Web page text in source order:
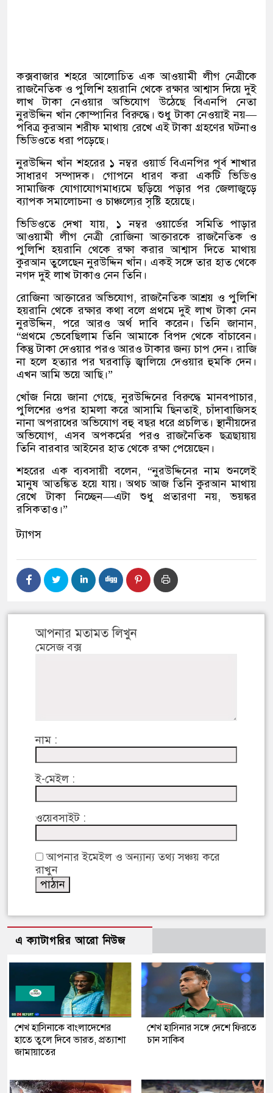
কক্সবাজার শহরে আলোচিত এক আওয়ামী লীগ নেত্রীকে
রাজনৈতিক ও পুলিশি হয়রানি থেকে রক্ষার আশ্বাস দিয়ে দুই
লাখ টাকা নেওয়ার অভিযোগ উঠেছে বিএনপি নেতা
নুরউদ্দিন খাঁন কোম্পানির বিরুদ্ধে। শুধু টাকা নেওয়াই নয়—
পবিত্র কুরআন শরীফ মাথায় রেখে এই টাকা গ্রহণের ঘটনাও
ভিডিওতে ধরা পড়েছে।
নুরউদ্দিন খাঁন শহরের ১ নম্বর ওয়ার্ড বিএনপির পূর্ব শাখার
সাধারণ সম্পাদক। গোপনে ধারণ করা একটি ভিডিও
সামাজিক যোগাযোগমাধ্যমে ছড়িয়ে পড়ার পর জেলাজুড়ে
ব্যাপক সমালোচনা ও চাঞ্চল্যের সৃষ্টি হয়েছে।
ভিডিওতে দেখা যায়, ১ নম্বর ওয়ার্ডের সমিতি পাড়ার
আওয়ামী লীগ নেত্রী রোজিনা আক্তারকে রাজনৈতিক ও
পুলিশি হয়রানি থেকে রক্ষা করার আশ্বাস দিতে মাথায়
কুরআন তুলেছেন নুরউদ্দিন খাঁন। একই সঙ্গে তার হাত থেকে
নগদ দুই লাখ টাকাও নেন তিনি।
রোজিনা আক্তারের অভিযোগ, রাজনৈতিক আশ্রয় ও পুলিশি
হয়রানি থেকে রক্ষার কথা বলে প্রথমে দুই লাখ টাকা নেন
নুরউদ্দিন, পরে আরও অর্থ দাবি করেন। তিনি জানান,
“প্রথমে ভেবেছিলাম তিনি আমাকে বিপদ থেকে বাঁচাবেন।
কিন্তু টাকা দেওয়ার পরও আরও টাকার জন্য চাপ দেন। রাজি
না হলে হত্যার পর ঘরবাড়ি জ্বালিয়ে দেওয়ার হুমকি দেন।
এখন আমি ভয়ে আছি।”
খোঁজ নিয়ে জানা গেছে, নুরউদ্দিনের বিরুদ্ধে মানবপাচার,
পুলিশের ওপর হামলা করে আসামি ছিনতাই, চাঁদাবাজিসহ
নানা অপরাধের অভিযোগ বহু বছর ধরে প্রচলিত। স্থানীয়দের
অভিযোগ, এসব অপকর্মের পরও রাজনৈতিক ছত্রছায়ায়
তিনি বারবার আইনের হাত থেকে রক্ষা পেয়েছেন।
শহরের এক ব্যবসায়ী বলেন, “নুরউদ্দিনের নাম শুনলেই
মানুষ আতঙ্কিত হয়ে যায়। অথচ আজ তিনি কুরআন মাথায়
রেখে টাকা নিচ্ছেন—এটা শুধু প্রতারণা নয়, ভয়ঙ্কর
রসিকতাও।”
ট্যাগস
আপনার মতামত লিখুন
মেসেজ বক্স
নাম :
ই-মেইল :
ওয়েবসাইট :
আপনার ইমেইল ও অন্যান্য তথ্য সঞ্চয় করে
রাখুন
এ ক্যাটাগরির আরো নিউজ
শেখ হাসিনাকে বাংলাদেশের
হাতে তুলে দিবে ভারত, প্রত্যাশা
জামায়াতের
শেখ হাসিনার সঙ্গে দেশে ফিরতে
চান সাকিব